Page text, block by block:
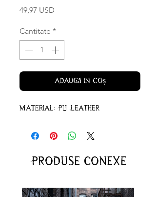
49,97 USD
Cantitate *
Adaugă în coș
Material: PU Leather
Produse conexe